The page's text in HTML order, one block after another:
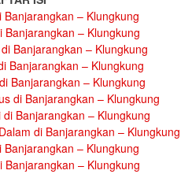
– Klungkung
Banjarangkan – Klungkung
Banjarangkan – Klungkung
Banjarangkan – Klungkung
Banjarangkan – Klungkung
di Banjarangkan – Klungkung
Banjarangkan – Klungkung
di Banjarangkan – Klungkung
Banjarangkan – Klungkung
Banjarangkan – Klungkung